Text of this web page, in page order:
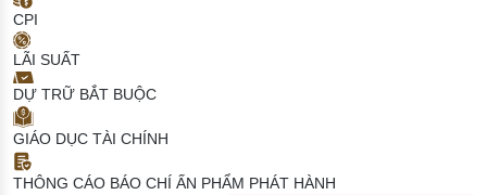
CPI
LÃI SUẤT
DỰ TRỮ BẮT BUỘC
GIÁO DỤC TÀI CHÍNH
THÔNG CÁO BÁO CHÍ ẤN PHẨM PHÁT HÀNH